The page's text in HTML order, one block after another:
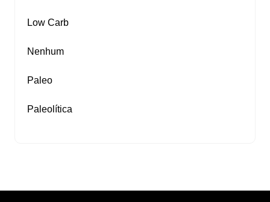
Low Carb
Nenhum
Paleo
Paleolítica